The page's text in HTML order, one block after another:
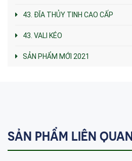
43. ĐĨA THỦY TINH CAO CẤP
43. VALI KÉO
SẢN PHẨM MỚI 2021
SẢN PHẨM LIÊN QUAN